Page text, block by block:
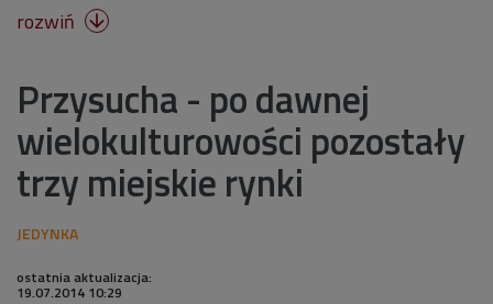
rozwiń 
Przysucha - po dawnej
wielokulturowości pozostały
trzy miejskie rynki
ostatnia aktualizacja:
19.07.2014 10:29